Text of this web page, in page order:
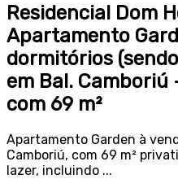
Residencial Dom
Apartamento
dormitórios
em Bal. Camboriú
com 69 m²
Apartamento Garden à
Camboriú, com 69 m²
lazer, incluindo ...